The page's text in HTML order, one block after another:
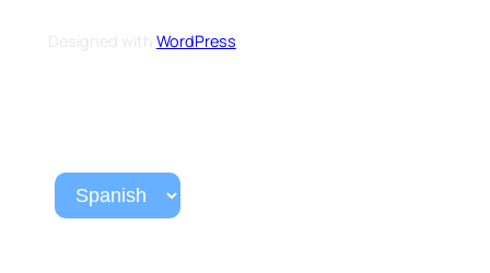
Designed with WordPress